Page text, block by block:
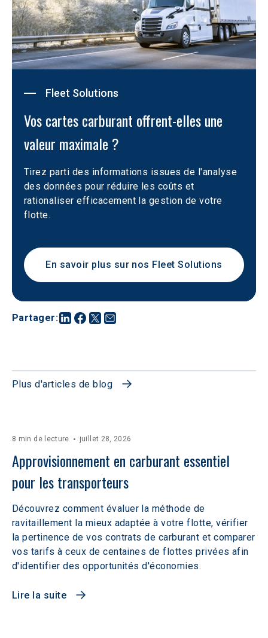
Partager:
Fleet Solutions
Vos cartes carburant offrent-elles une
valeur maximale ?
Tirez parti des informations issues de l'analyse
des données pour réduire les coûts et
rationaliser efficacement la gestion de votre
flotte.
En savoir plus sur nos Fleet Solutions
Plus d'articles de blog
8 min de lecture juillet 28, 2026
Approvisionnement en carburant essentiel
pour les transporteurs
Découvrez comment évaluer la méthode de
ravitaillement la mieux adaptée à votre flotte, vérifier
la pertinence de vos contrats de carburant et comparer
vos tarifs à ceux de centaines de flottes privées afin
d'identifier des opportunités d'économies.
Lire la suite